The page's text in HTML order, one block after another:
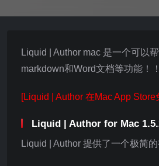
Liquid | Author mac 是一个可以
markdown和Word文档等功能！！
[Liquid | Author 在Mac App Store
Liquid | Author for Mac
Liquid | Author 提供了一个极简